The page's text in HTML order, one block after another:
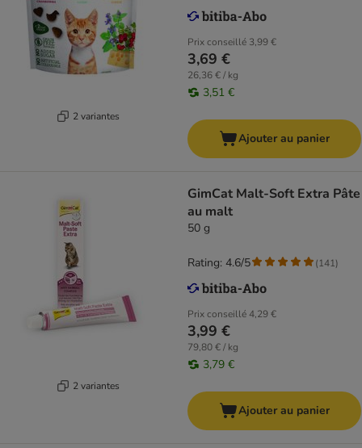
2 variantes
Prix conseillé 3,99 €
3,69 €
26,36 € / kg
3,51 €
Ajouter au panier
2 variantes
GimCat Malt-Soft Extra Pâte
au malt
50 g
Prix conseillé4,29 €
3,99 €
79,80 € / kg
3,79 €
Rating: 4.6/5 (141)
Ajouter au panier